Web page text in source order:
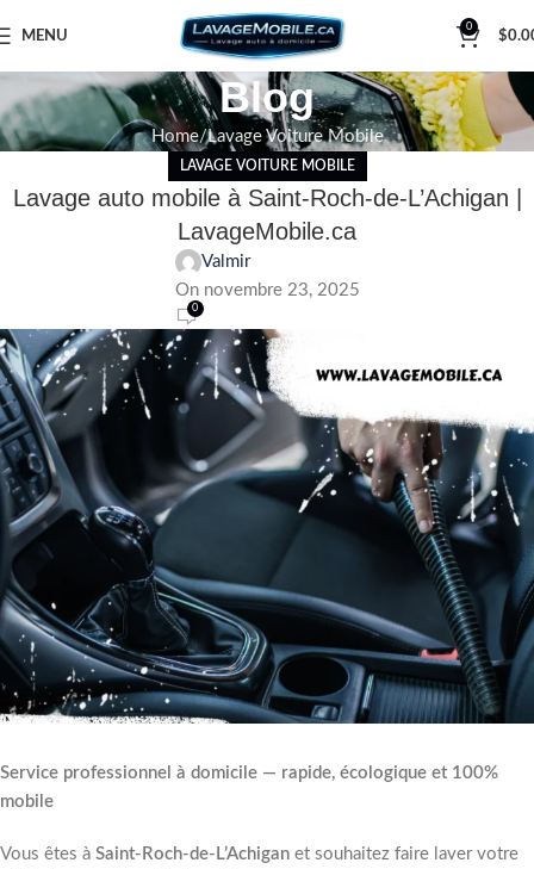
MENU
0
$
Blog
Home Lavage Voiture Mobile
LAVAGE VOITURE MOBILE
Lavage auto mobile à Saint-Roch-de-L’Achigan |
LavageMobile.ca
Valmir
On novembre 23, 2025
0
Service professionnel à domicile — rapide, écologique et 100%
mobile
Vous êtes à Saint-Roch-de-L’Achigan et souhaitez faire laver votre